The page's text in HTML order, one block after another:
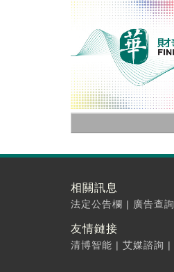
相關訊息
法定公告欄 | 廣告查詢
友情鏈接
清博智能 | 艾媒諮詢 |